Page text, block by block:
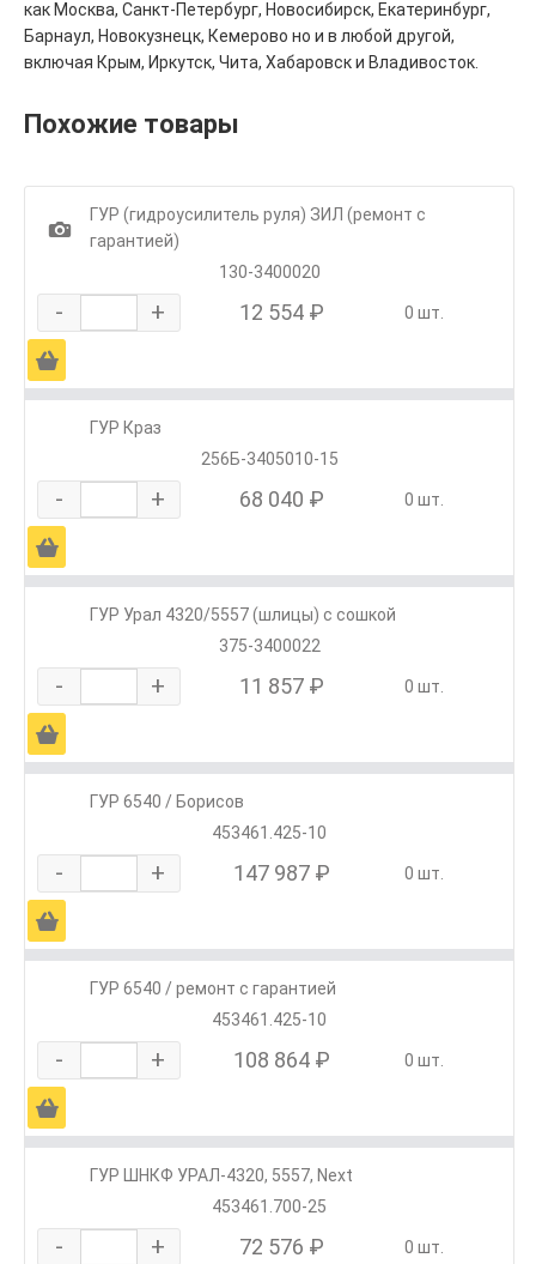
как Москва, Санкт-Петербург, Новосибирск, Екатеринбург,
Барнаул, Новокузнецк, Кемерово но и в любой другой,
включая Крым, Иркутск, Чита, Хабаровск и Владивосток.
Похожие товары
1
ГУР (гидроусилитель руля) ЗИЛ (ремонт с
гарантией)
130-3400020
- + 12 554 ₽ 0 шт.
Ä
ГУР Краз
256Б-3405010-15
- + 68 040 ₽ 0 шт.
Ä
ГУР Урал 4320/5557 (шлицы) с сошкой
375-3400022
- + 11 857 ₽ 0 шт.
Ä
ГУР 6540 / Борисов
453461.425-10
- + 147 987 ₽ 0 шт.
Ä
ГУР 6540 / ремонт с гарантией
453461.425-10
- + 108 864 ₽ 0 шт.
Ä
ГУР ШНКФ УРАЛ-4320, 5557, Next
453461.700-25
- + 72 576 ₽ 0 шт.